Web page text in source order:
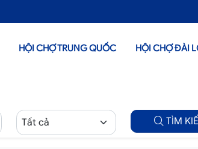
HỘI CHỢ TRUNG QUỐC HỘI CHỢ ĐÀI
TÌM